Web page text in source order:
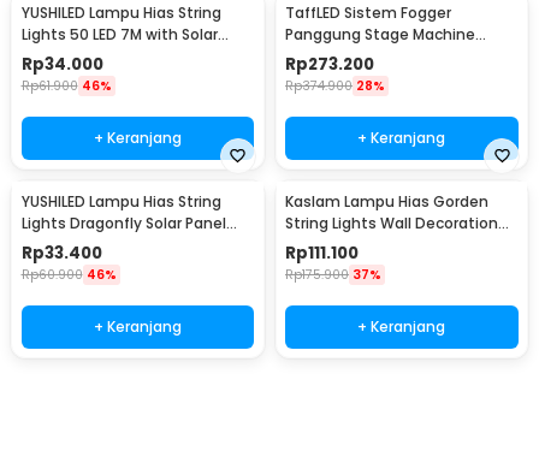
YUSHILED Lampu Hias String
Lights 50 LED 7M with Solar
Panel - M072
Rp34.000
Rp61.900 46%
+ Keranjang
TaffLED Sistem Fogger
Panggung Stage Machine
Ejector with RGB LED - KY-
LED500
Rp273.200
Rp374.900 28%
+ Keranjang
YUSHILED Lampu Hias String
Lights Dragonfly Solar Panel
IP65 8 Modes 20 LED - M088
Rp33.400
Rp60.900 46%
+ Keranjang
Kaslam Lampu Hias Gorden
String Lights Wall Decoration
18W 3x3M 320 LED - S-32
Rp111.100
Rp175.900 37%
+ Keranjang